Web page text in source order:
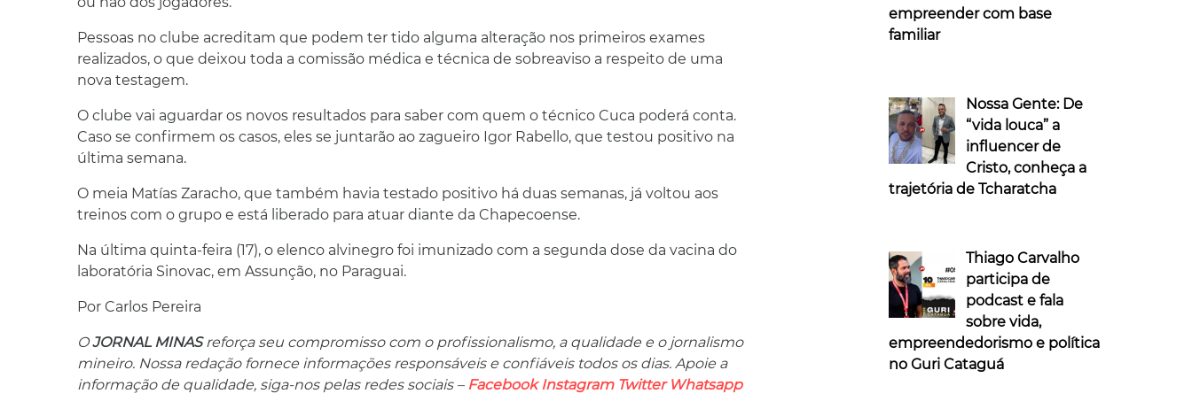
Pessoas no clube acreditam que podem ter tido alguma alteração nos primeiros exames
realizados, o que deixou toda a comissão médica e técnica de sobreaviso a respeito de uma
nova testagem.
O clube vai aguardar os novos resultados para saber com quem o técnico Cuca poderá conta.
Caso se confirmem os casos, eles se juntarão ao zagueiro Igor Rabello, que testou positivo na
última semana.
O meia Matías Zaracho, que também havia testado positivo há duas semanas, já voltou aos
treinos com o grupo e está liberado para atuar diante da Chapecoense.
Na última quinta-feira (17), o elenco alvinegro foi imunizado com a segunda dose da vacina do
laboratória Sinovac, em Assunção, no Paraguai.
Por Carlos Pereira
OJORNAL MINASreforça seu compromisso com o profissionalismo, a qualidade e o jornalismo
mineiro. Nossa redação fornece informações responsáveis ​​e confiáveis ​​todos os dias. Apoie a
informação de qualidade, siga-nos pelas redes sociais – Facebook Instagram Twitter Whatsapp
empreender com base
familiar
Nossa Gente: De
“vida louca” a
influencer de
Cristo, conheça a
trajetória de Tcharatcha
Thiago Carvalho
participa de
podcast e fala
sobre vida,
empreendedorismo e política
no Guri Cataguá